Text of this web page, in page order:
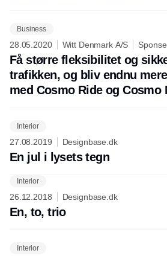
Business
28.05.2020 Witt Denmark A/S
Få større fleksibilitet og
trafikken, og bliv endnu
med Cosmo Ride og Cosmo
Interior
27.08.2019 Designbase.dk
En jul i lysets tegn
Interior
26.12.2018 Designbase.dk
En, to, trio
Interior